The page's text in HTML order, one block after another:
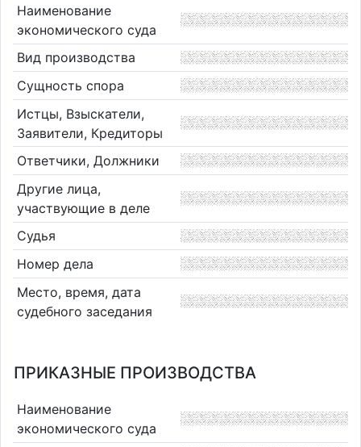
Наименование
экономического суда
Вид производства
Сущность спора
Истцы, Взыскатели,
Заявители, Кредиторы
Ответчики, Должники
Другие лица,
участвующие в деле
Судья
Номер дела
Место, время, дата
судебного заседания
ПРИКАЗНЫЕ ПРОИЗВОДСТВА
Наименование
экономического суда